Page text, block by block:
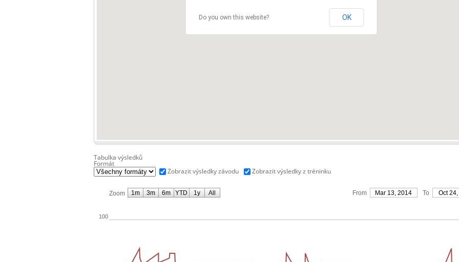
Do you own this website? OK
Tabulka výsledků
Formát
Zobrazit výsledky závodu
Zobrazit výsledky z tréninku
Zoom From Mar 13, 2014 To Oct
100
1m 3m 6m YTD 1y All